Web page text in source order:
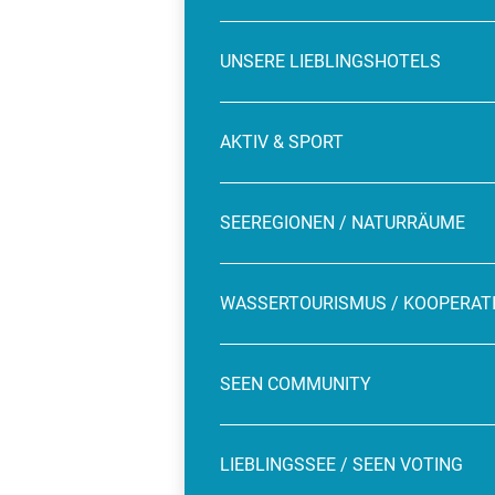
UNSERE LIEBLINGSHOTELS
AKTIV & SPORT
SEEREGIONEN / NATURRÄUME
WASSERTOURISMUS /
SEEN COMMUNITY
LIEBLINGSSEE / SEEN VOTING